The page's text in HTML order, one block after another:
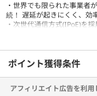
・世界でも限られた事業者
続！ 遅延が起きにくく、効
・次世代通信方式(IPoE)を
応ルーターが使える！
10ギガの場合：優待価格
※2.OCN オンラインショッ
ご利用前に必ずお読みくださ
ポイント獲得条件
アフィリエイト広告を利用